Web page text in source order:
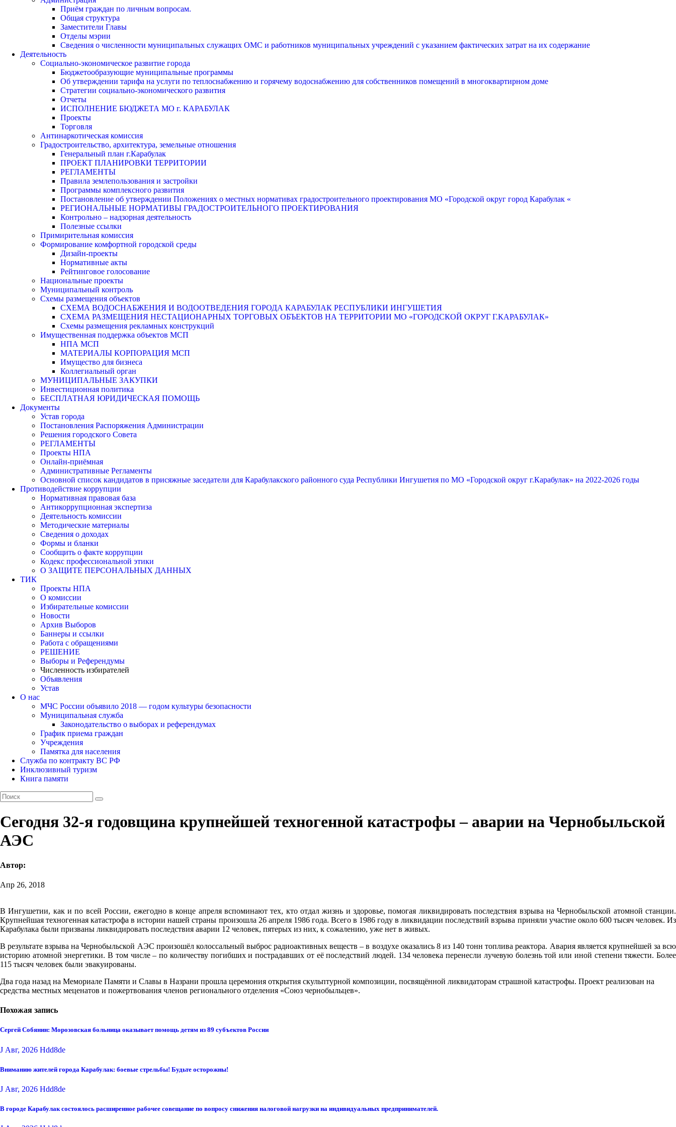
Приём граждан по личным вопросам.
Общая структура
Заместители Главы
Отделы мэрии
Сведения о численности муниципальных служащих ОМС и работников муниципальных учреждений с указанием фактических затрат на их содержание
Деятельность
Социально-экономическое развитие города
Бюджетообразующие муниципальные программы
Об утверждении тарифа на услуги по теплоснабжению и горячему водоснабжению для собственников помещений в многоквартирном доме
Стратегии социально-экономического развития
Отчеты
ИСПОЛНЕНИЕ БЮДЖЕТА МО г. КАРАБУЛАК
Проекты
Торговля
Антинаркотическая комиссия
Градостроительство, архитектура, земельные отношения
Генеральный план г.Карабулак
ПРОЕКТ ПЛАНИРОВКИ ТЕРРИТОРИИ
РЕГЛАМЕНТЫ
Правила землепользования и застройки
Программы комплексного развития
Постановление об утверждении Положениях о местных нормативах градостроительного проектирования МО «Городской округ город Карабулак «
РЕГИОНАЛЬНЫЕ НОРМАТИВЫ ГРАДОСТРОИТЕЛЬНОГО ПРОЕКТИРОВАНИЯ
Контрольно – надзорная деятельность
Полезные ссылки
Примирительная комиссия
Формирование комфортной городской среды
Дизайн-проекты
Нормативные акты
Рейтинговое голосование
Национальные проекты
Муниципальный контроль
Схемы размещения объектов
СХЕМА ВОДОСНАБЖЕНИЯ И ВОДООТВЕДЕНИЯ ГОРОДА КАРАБУЛАК РЕСПУБЛИКИ ИНГУШЕТИЯ
СХЕМА РАЗМЕЩЕНИЯ НЕСТАЦИОНАРНЫХ ТОРГОВЫХ ОБЪЕКТОВ НА ТЕРРИТОРИИ МО «ГОРОДСКОЙ ОКРУГ Г.КАРАБУЛАК»
Схемы размещения рекламных конструкций
Имущественная поддержка объектов МСП
НПА МСП
МАТЕРИАЛЫ КОРПОРАЦИЯ МСП
Имущество для бизнеса
Коллегиальный орган
МУНИЦИПАЛЬНЫЕ ЗАКУПКИ
Инвестиционная политика
БЕСПЛАТНАЯ ЮРИДИЧЕСКАЯ ПОМОЩЬ
Документы
Устав города
Постановления Распоряжения Администрации
Решения городского Совета
РЕГЛАМЕНТЫ
Проекты НПА
Онлайн-приёмная
Административные Регламенты
Основной список кандидатов в присяжные заседатели для Карабулакского районного суда Республики Ингушетия по МО «Городской округ г.Карабулак» на 2022-2026 годы
Противодействие коррупции
Нормативная правовая база
Антикоррупционная экспертиза
Деятельность комиссии
Методические материалы
Сведения о доходах
Формы и бланки
Сообщить о факте коррупции
Кодекс профессиональной этики
О ЗАЩИТЕ ПЕРСОНАЛЬНЫХ ДАННЫХ
ТИК
Проекты НПА
О комиссии
Избирательные комиссии
Новости
Архив Выборов
Баннеры и ссылки
Работа с обращениями
РЕШЕНИЕ
Выборы и Референдумы
Численность избирателей
Объявления
Устав
О нас
МЧС России объявило 2018 — годом культуры безопасности
Муниципальная служба
Законодательство о выборах и референдумах
График приема граждан
Учреждения
Памятка для населения
Служба по контракту ВС РФ
Инклюзивный туризм
Книга памяти
Сегодня 32-я годовщина крупнейшей техногенной катастрофы – аварии на Чернобыльской
АЭС
Автор:
Апр 26, 2018
В Ингушетии, как и по всей России, ежегодно в конце апреля вспоминают тех, кто отдал жизнь и здоровье, помогая ликвидировать последствия взрыва на Чернобыльской атомной станции.
Крупнейшая техногенная катастрофа в истории нашей страны произошла 26 апреля 1986 года. Всего в 1986 году в ликвидации последствий взрыва приняли участие около 600 тысяч человек.Из
Карабулака были призваны ликвидировать последствия аварии 12 человек, пятерых из них, к сожалению, уже нет в живых.
В результате взрыва на Чернобыльской АЭС произошёл колоссальный выброс радиоактивных веществ – в воздухе оказались 8 из 140 тонн топлива реактора. Авария является крупнейшей за всю
историю атомной энергетики. В том числе – по количеству погибших и пострадавших от её последствий людей. 134 человека перенесли лучевую болезнь той или иной степени тяжести. Более
115 тысяч человек были эвакуированы.
Два года назад на Мемориале Памяти и Славы в Назрани прошла церемония открытия скульптурной композиции, посвящённой ликвидаторам страшной катастрофы. Проект реализован на
средства местных меценатов и пожертвования членов регионального отделения «Союз чернобыльцев».
Похожая запись
Сергей Собянин: Морозовская больница оказывает помощь детям из 89 субъектов России
J Авг, 2026 Hdd8de
Вниманию жителей города Карабулак: боевые стрельбы! Будьте осторожны!
J Авг, 2026 Hdd8de
В городе Карабулак состоялось расширенное рабочее совещание по вопросу снижения налоговой нагрузки на индивидуальных предпринимателей.